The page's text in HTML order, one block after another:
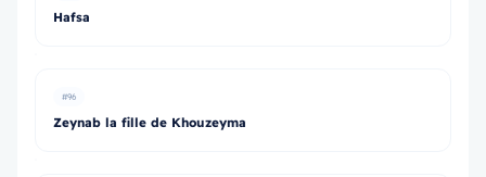
Hafsa
#96
Zeynab la fille de Khouzeyma